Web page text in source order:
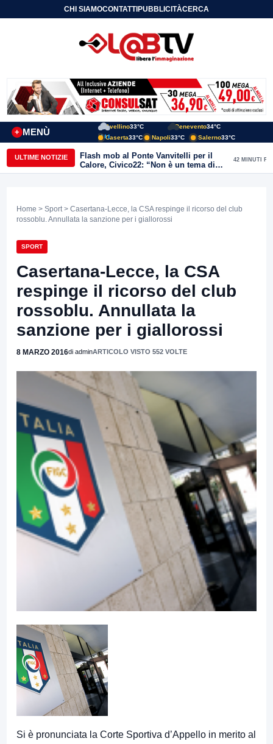
CHI SIAMOCONTATTIPUBBLICITÀCERCA
MENÙ
+
Avellino33°C Benevento34°C
Caserta33°C Napoli33°C Salerno33°C
ULTIME NOTIZIE
Flash mob al Ponte Vanvitelli per il
Calore, Civico22: “Non è un tema di
quartiere, riguarda tutta Benevento”
42 MINUTI FA
Home > Sport > Casertana-Lecce, la CSA respinge il ricorso del club
rossoblu. Annullata la sanzione per i giallorossi
SPORT
Casertana-Lecce, la CSA
respinge il ricorso del club
rossoblu. Annullata la
sanzione per i giallorossi
8 MARZO 2016di adminARTICOLO VISTO 552 VOLTE
Si è pronunciata la Corte Sportiva d’Appello in merito al